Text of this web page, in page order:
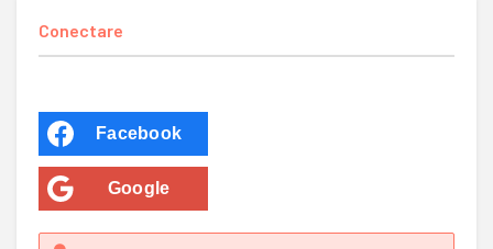
Conectare
Facebook
Google